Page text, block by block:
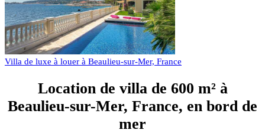
Villa de luxe à louer à Beaulieu-sur-Mer, France
Location de villa de 600 m² à
Beaulieu-sur-Mer, France, en bord de
mer